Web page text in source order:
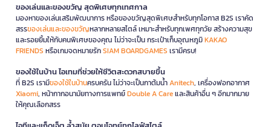
ของเล่นและของขวัญ สุดพิเศษทุกเทศกาล
มองหาของเล่นเสริมพัฒนาการ หรือของขวัญสุดพิเศษสำหรับทุกโอกาส B2S เราคัด
สรรของเล่นและของขวัญหลากหลายสไตล์ เหมาะสำหรับทุกเพศทุกวัย สร้างความสุข
และรอยยิ้มให้กับคนพิเศษของคุณ ไม่ว่าจะเป็น กระเป๋าเก็บอุณหภูมิKAKAO
FRIENDS หรือเกมจดหมายรักSIAM BOARDGAMES เรามีครบ!
ของใช้ในบ้าน ไอเทมที่ช่วยให้ชีวิตสะดวกสบายขึ้น
ที่ B2S เรามีของใช้ในบ้านครบครัน ไม่ว่าจะเป็นกาต้มน้ำAnitech, เครื่องฟอกอากาศ
Xiaomi, หน้ากากอนามัยทางการแพทย์Double A Careและสินค้าอื่น ๆ อีกมากมาย
ให้คุณเลือกสรร